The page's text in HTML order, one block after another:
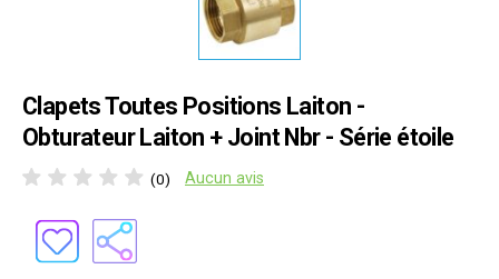
Clapets Toutes Positions Laiton -
Obturateur Laiton + Joint Nbr - Série étoile
(0) Aucun avis